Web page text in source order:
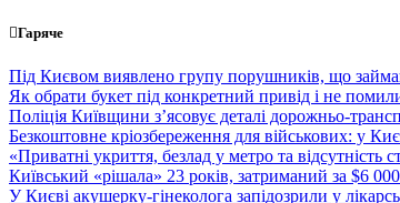
Перейти
вмісту
Гаряче
Під Києвом виявлено групу порушників, що
Як обрати букет під конкретний привід і не
Поліція Київщини з’ясовує деталі дорожньо-
Безкоштовне кріозбереження для військових: у
«Приватні укриття, безлад у метро та відсутність
Київський «рішала» 23 років, затриманий за $6 000
У Києві акушерку-гінеколога запідозрили у